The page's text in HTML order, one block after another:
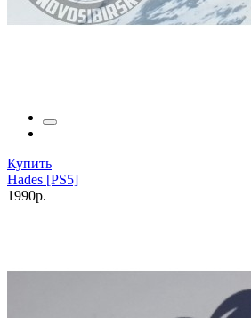
Купить
Hades [PS5]
1990р.